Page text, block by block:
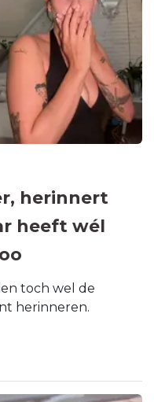
herinnert
heeft wél
toch wel de
herinneren.